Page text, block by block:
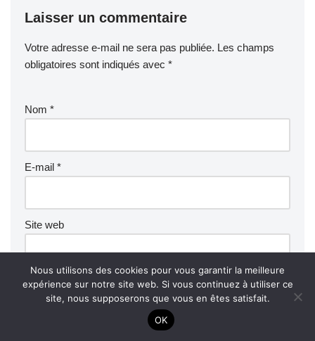
Laisser un commentaire
Votre adresse e-mail ne sera pas publiée. Les champs
obligatoires sont indiqués avec *
Nom *
E-mail *
Site web
Commentaire *
Nous utilisons des cookies pour vous garantir la meilleure
expérience sur notre site web. Si vous continuez à utiliser ce
site, nous supposerons que vous en êtes satisfait.
OK